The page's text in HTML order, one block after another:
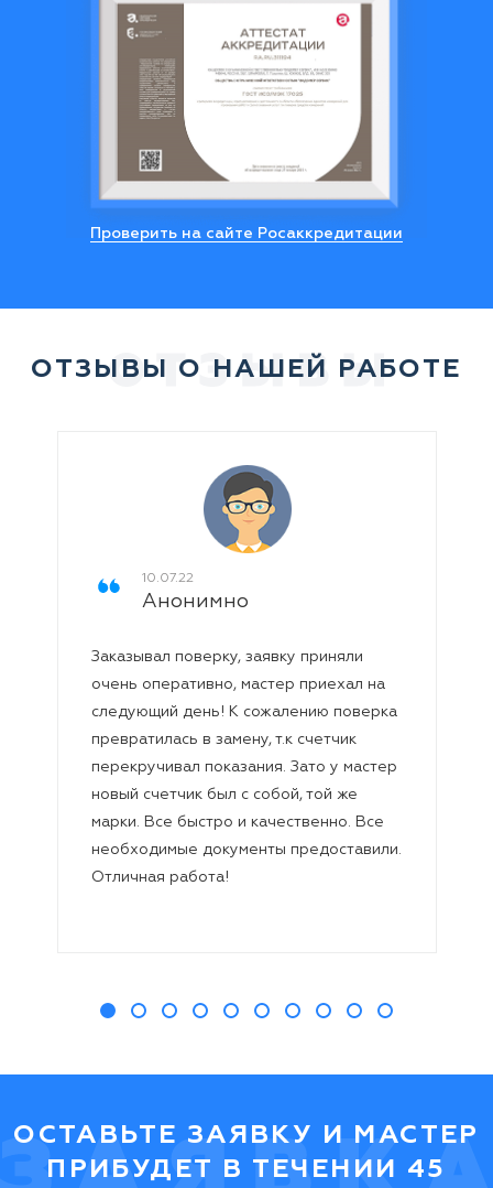
соответствующего уровня подготовки и
наличия необходимых допусков к
выполнению подобного типа задач. Это
условие не только обеспечит
бесперебойную работу прибора и
точность метрических показаний, но и
позволит избежать, например, утечки газа.
нашими специалистами проводится с
критических ситуаций. При всем этом, у
Все работы по установке счетчика газа в
квартире выполняются в несколько этапов:
Прием и обработка заявки от клиента;
Выезд специалиста;
счетчика (устройство входит в
стоимость);
Передача собственнику жилого
помещения пакета технической
документации.
Воспользоваться услугой, а также
заключить договор на проведение
Проверить на сайте Росаккредитации
ОТЗЫВЫ О НАШЕЙ РАБОТЕ
10.07.22
Анонимно
Заказывал поверку, заявку приняли
очень оперативно, мастер приехал на
следующий день! К сожалению поверка
превратилась в замену, т.к счетчик
перекручивал показания. Зато у мастер
новый счетчик был с собой, той же
марки. Все быстро и качественно. Все
необходимые документы предоставили.
Отличная работа!
ОСТАВЬТЕ ЗАЯВКУ И МАСТЕР
ПРИБУДЕТ В ТЕЧЕНИИ 45